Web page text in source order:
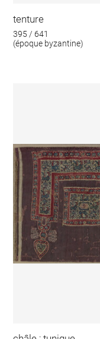
tenture
395 / 641
(époque byzantine)